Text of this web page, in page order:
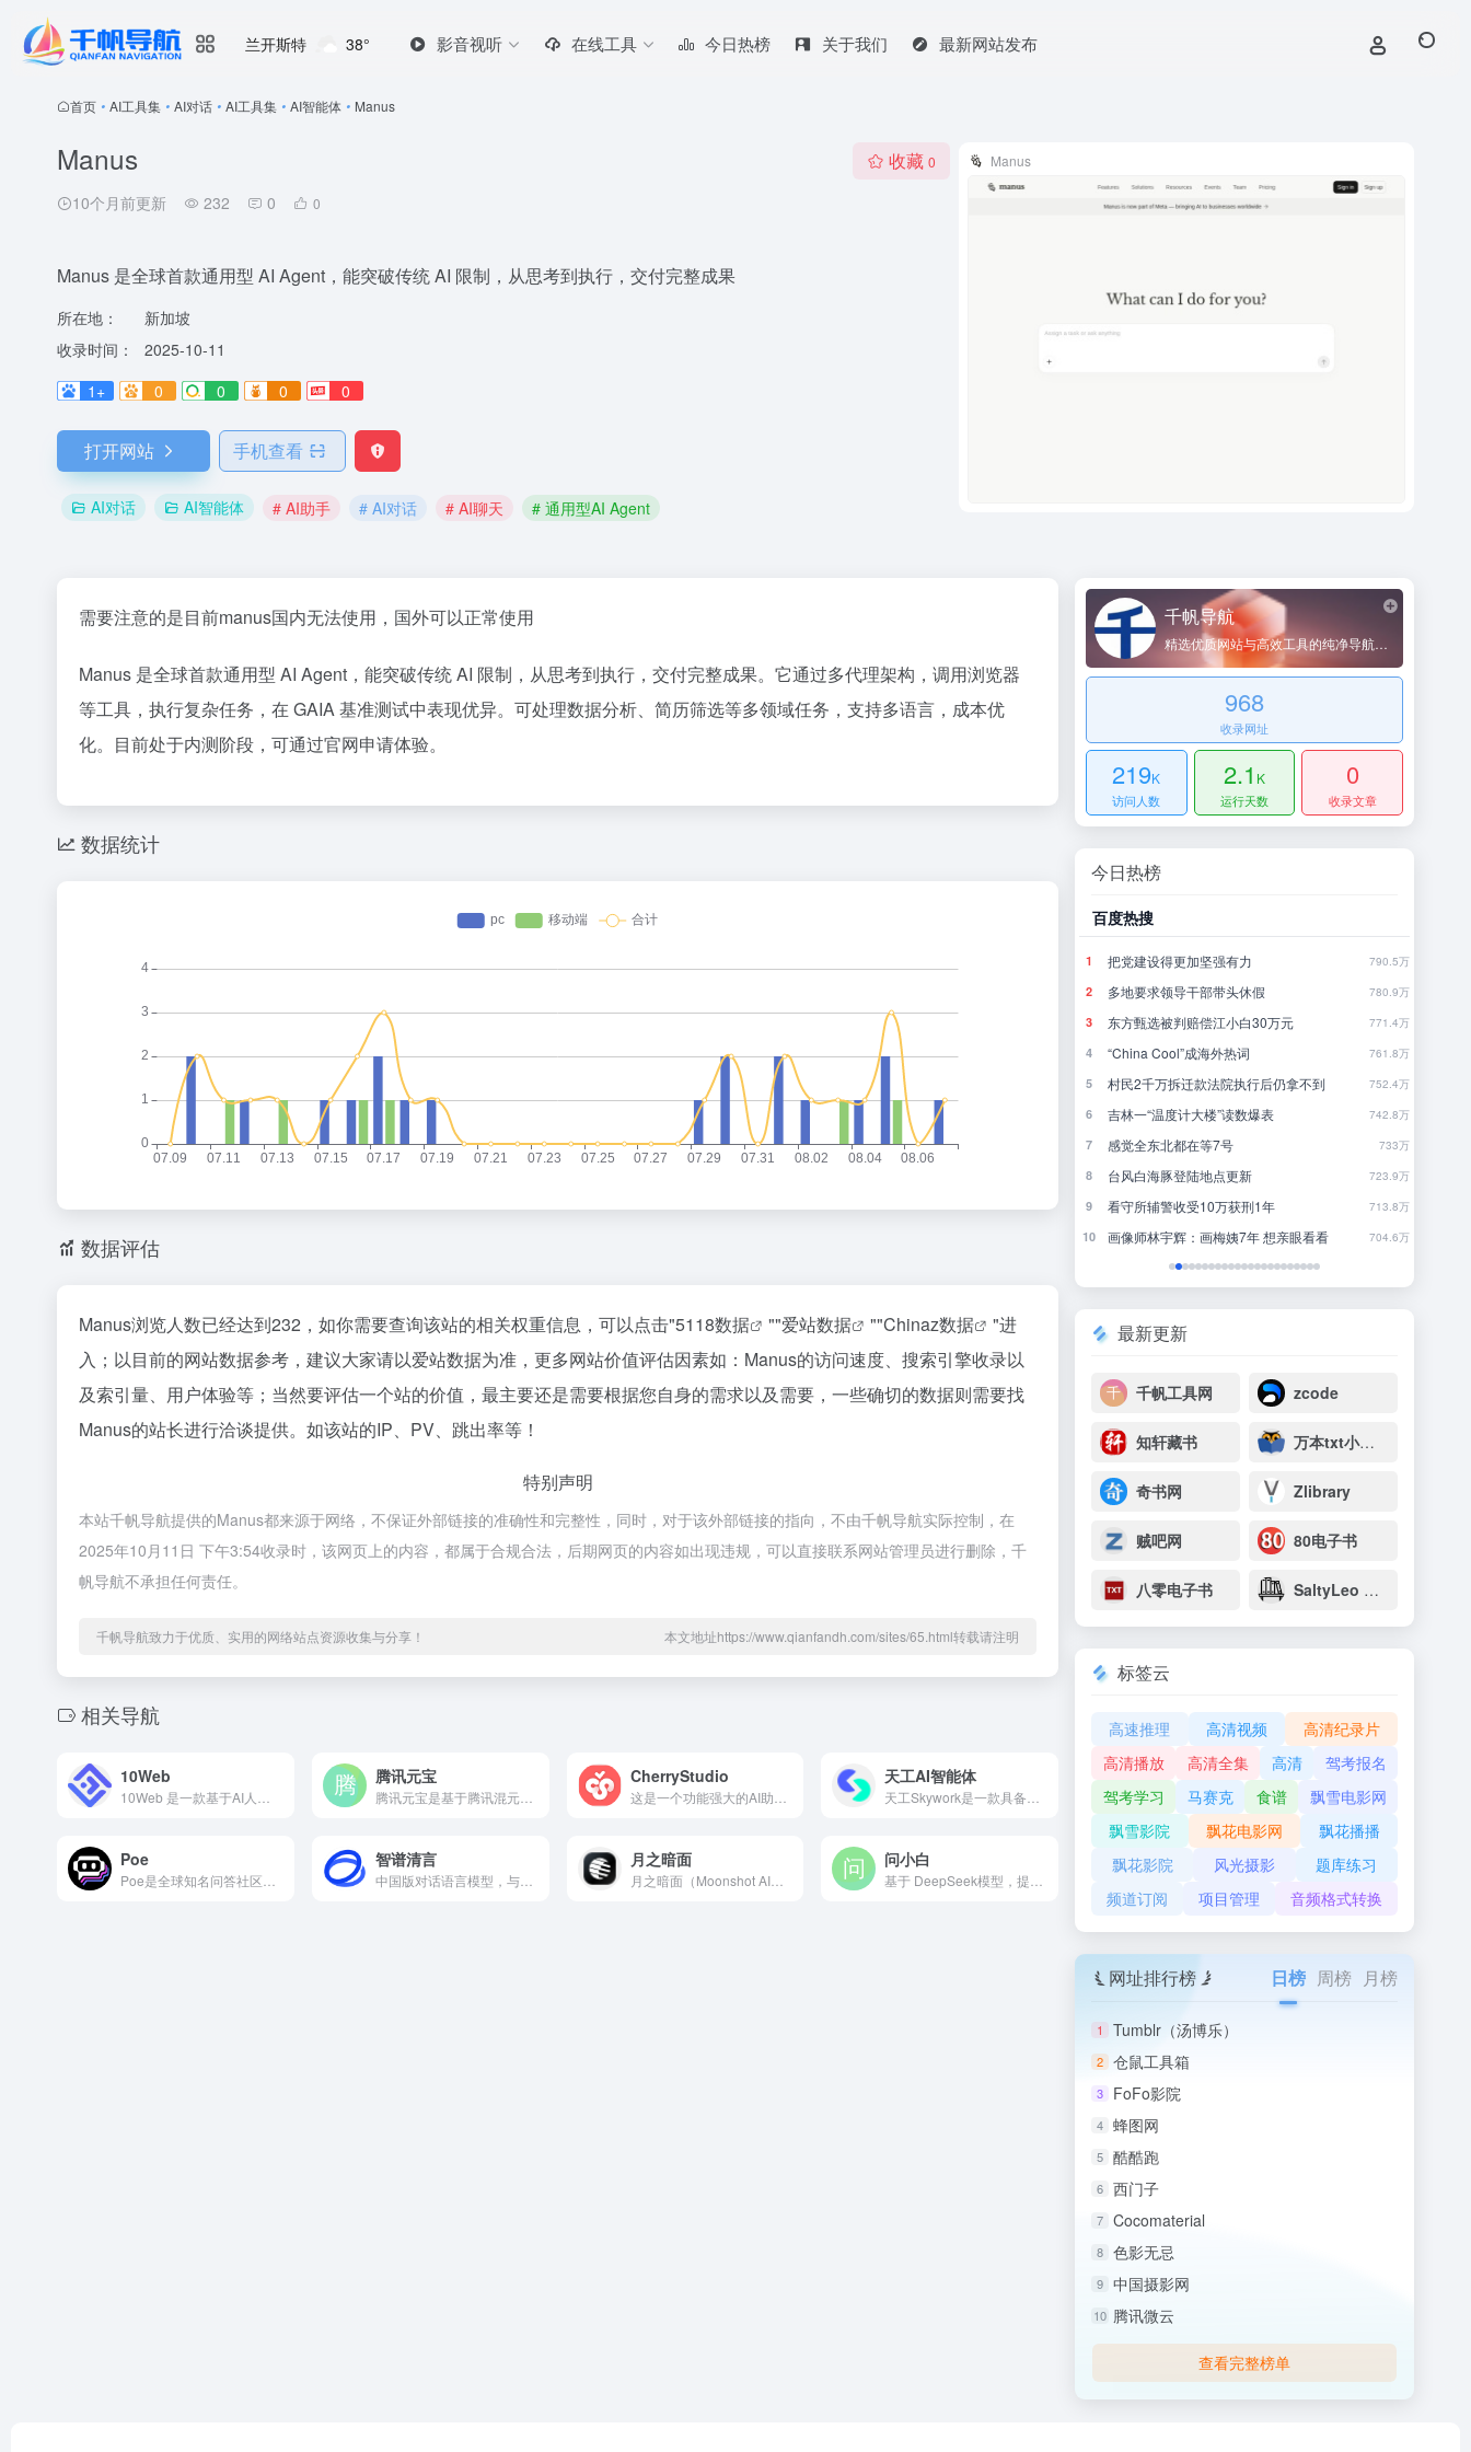
兰开斯特 38° 影音视听 在线工具 今日热榜 关于我们 最新网站发布
首页 • AI工具集 • AI对话 • AI工具集 • AI智能体 • Manus
Manus
10个月前更新 232 0 0
收藏 0
Manus 是全球首款通用型 AI Agent，能突破传统 AI 限制，从思考到执行，交付完整成果
所在地：
新加坡
收录时间：
2025-10-11
1+
0 0 0 0
打开网站 手机查看
AI对话 AI智能体 # AI助手 # AI对话 # AI聊天 # 通用型AI Agent
Manus
需要注意的是目前manus国内无法使用，国外可以正常使用
Manus 是全球首款通用型 AI Agent，能突破传统 AI 限制，从思考到执行，交付完整成果。它通过多代理架构，调用浏览器
等工具，执行复杂任务，在 GAIA 基准测试中表现优异。可处理数据分析、简历筛选等多领域任务，支持多语言，成本优
化。目前处于内测阶段，可通过官网申请体验。
数据统计
数据评估
Manus浏览人数已经达到232，如你需要查询该站的相关权重信息，可以点击"5118数据 ""爱站数据 ""Chinaz数据
"进
入；以目前的网站数据参考，建议大家请以爱站数据为准，更多网站价值评估因素如：Manus的访问速度、搜索引擎收录以
及索引量、用户体验等；当然要评估一个站的价值，最主要还是需要根据您自身的需求以及需要，一些确切的数据则需要找
Manus的站长进行洽谈提供。如该站的IP、PV、跳出率等！
特别声明
本站千帆导航提供的Manus都来源于网络，不保证外部链接的准确性和完整性，同时，对于该外部链接的指向，不由千帆导航实际控制，在
2025年10月11日 下午3:54收录时，该网页上的内容，都属于合规合法，后期网页的内容如出现违规，可以直接联系网站管理员进行删除，千
帆导航不承担任何责任。
千帆导航致力于优质、实用的网络站点资源收集与分享！ 本文地址https://www.qianfandh.com/sites/65.html转载请注明
相关导航
10Web 腾讯元宝 CherryStudio 天工AI智能体
Poe 智谱清言
中国版对话语言模型，与GLM大模型进行对话。
月之暗面
月之暗面（Moonshot AI）是一家成立于2023年4月...
问小白
千帆导航
精选优质网站与高效工具的纯净导航平台
968
收录网址
219K
访问人数
2.1 K
运行天数
0
收录文章
今日热榜
4 扎克伯格，跟DeepSeek拼了
6 星巴克卖身、库迪踩刹车，只有瑞幸不敢停
7 欧洲为什么没有OpenAI？
9 DeepSeek刚宣布涨价，小扎立马“拼命”：Meta新模型打出更低骨折价，但要一点“数据税”
百度热搜
1 把党建设得更加坚强有力 790.5万
2 多地要求领导干部带头休假 780.9万
3 东方甄选被判赔偿江小白30万元 771.4万
4 “China Cool”成海外热词 761.8万
5 村民2千万拆迁款法院执行后仍拿不到 752.4万
6 吉林一“温度计大楼”读数爆表 742.8万
7 感觉全东北都在等7号 733万
8 台风白海豚登陆地点更新 723.9万
9 看守所辅警收受10万获刑1年 713.8万
10 画像师林宇辉：画梅姨7年 想亲眼看看 704.6万
最新更新
千帆工具网 zcode
知轩藏书 万本txt小说下载网
奇书网 Zlibrary
贼吧网 80电子书
八零电子书 SaltyLeo 的书架
标签云
高速推理 高清视频
高清纪录片
高清播放
高清全集 高清
驾考报名
驾考学习
马赛克 食谱
飘雪电影网
飘雪影院
飘花电影网
飘花播播
飘花影院
风光摄影
题库练习
频道订阅
项目管理 音频格式转换
网址排行榜 日榜 周榜 月榜
1 Tumblr（汤博乐）
2 仓鼠工具箱
3 FoFo影院
4 蜂图网
5 酷酷跑
6 西门子
7 Cocomaterial
8 色影无忌
9 中国摄影网
10 腾讯微云
查看完整榜单